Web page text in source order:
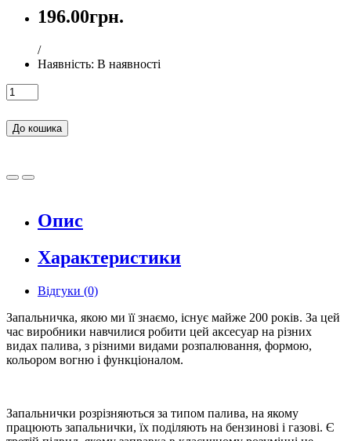
196.00грн.
/
Наявність: В наявності
До кошика
Опис
Характеристики
Відгуки (0)
Запальничка, якою ми її знаємо, існує майже 200 років. За цей
час виробники навчилися робити цей аксесуар на різних
видах палива, з різними видами розпалювання, формою,
кольором вогню і функціоналом.
Запальнички розрізняються за типом палива, на якому
працюють запальнички, їх поділяють на бензинові і газові. Є